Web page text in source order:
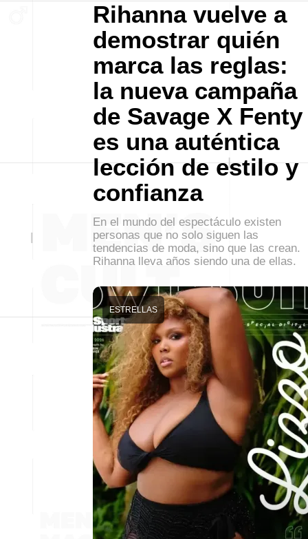
Rihanna vuelve a
demostrar quién
marca las reglas:
la nueva campaña
de Savage X Fenty
es una auténtica
lección de estilo y
confianza
En el mundo del espectáculo existen
personas que no solo siguen las
tendencias de moda, sino que las crean.
Rihanna lleva años siendo una de ellas.
ESTRELLAS